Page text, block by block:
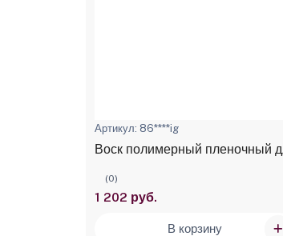
Артикул: 86****ig
Воск полимерный пленочный
(0)
1 202 руб.
В корзину